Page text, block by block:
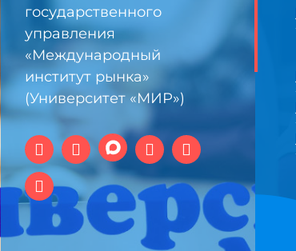
государственного
управления
«Международный
институт рынка»
(Университет «МИР»)